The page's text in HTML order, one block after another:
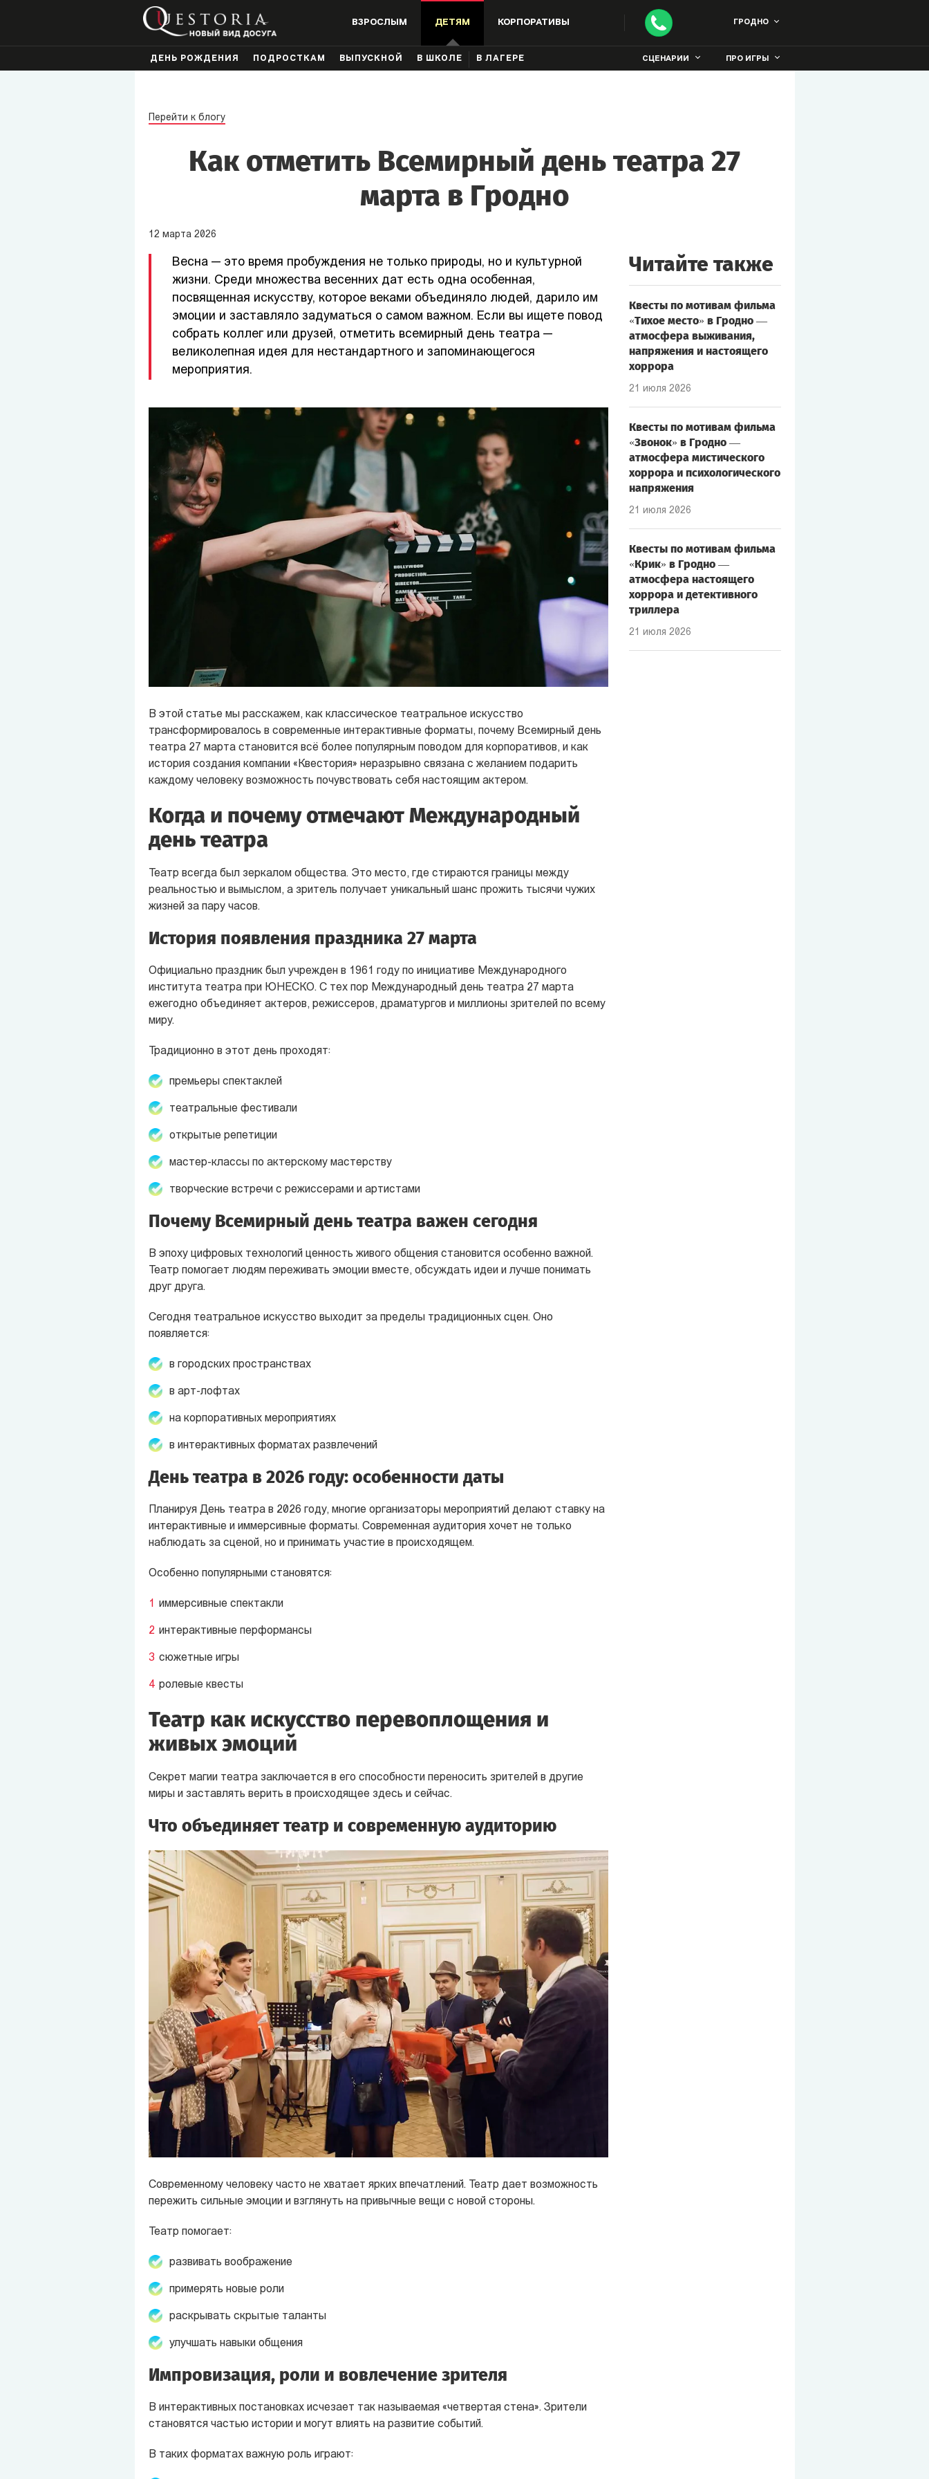
ВЗРОСЛЫМ ДЕТЯМ КОРПОРАТИВЫ ГРОДНО
ДЕНЬ РОЖДЕНИЯ ПОДРОСТКАМ ВЫПУСКНОЙ В ШКОЛЕ В ЛАГЕРЕ СЦЕНАРИИ ПРО ИГРЫ
Перейти к блогу
Как отметить Всемирный день театра 27
марта в Гродно
12 марта 2026
Весна — это время пробуждения не только природы, но и культурной
жизни. Среди множества весенних дат есть одна особенная,
посвященная искусству, которое веками объединяло людей, дарило им
эмоции и заставляло задуматься о самом важном. Если вы ищете повод
собрать коллег или друзей, отметить всемирный день театра —
великолепная идея для нестандартного и запоминающегося
мероприятия.
В этой статье мы расскажем, как классическое театральное искусство
трансформировалось в современные интерактивные форматы, почему Всемирный день
театра 27 марта становится всё более популярным поводом для корпоративов, и как
история создания компании «Квестория» неразрывно связана с желанием подарить
каждому человеку возможность почувствовать себя настоящим актером.
Когда и почему отмечают Международный
день театра
Театр всегда был зеркалом общества. Это место, где стираются границы между
реальностью и вымыслом, а зритель получает уникальный шанс прожить тысячи чужих
жизней за пару часов.
История появления праздника 27 марта
Официально праздник был учрежден в 1961 году по инициативе Международного
института театра при ЮНЕСКО. С тех пор Международный день театра 27 марта
ежегодно объединяет актеров, режиссеров, драматургов и миллионы зрителей по всему
миру.
Традиционно в этот день проходят:
премьеры спектаклей
театральные фестивали
открытые репетиции
мастер-классы по актерскому мастерству
творческие встречи с режиссерами и артистами
Почему Всемирный день театра важен сегодня
В эпоху цифровых технологий ценность живого общения становится особенно важной.
Театр помогает людям переживать эмоции вместе, обсуждать идеи и лучше понимать
друг друга.
Сегодня театральное искусство выходит за пределы традиционных сцен. Оно
появляется:
в городских пространствах
в арт-лофтах
на корпоративных мероприятиях
в интерактивных форматах развлечений
День театра в 2026 году: особенности даты
Планируя День театра в 2026 году, многие организаторы мероприятий делают ставку на
интерактивные и иммерсивные форматы. Современная аудитория хочет не только
наблюдать за сценой, но и принимать участие в происходящем.
Особенно популярными становятся:
иммерсивные спектакли
интерактивные перформансы
сюжетные игры
ролевые квесты
Театр как искусство перевоплощения и
живых эмоций
Секрет магии театра заключается в его способности переносить зрителей в другие
миры и заставлять верить в происходящее здесь и сейчас.
Что объединяет театр и современную аудиторию
Современному человеку часто не хватает ярких впечатлений. Театр дает возможность
пережить сильные эмоции и взглянуть на привычные вещи с новой стороны.
Театр помогает:
развивать воображение
примерять новые роли
раскрывать скрытые таланты
улучшать навыки общения
Импровизация, роли и вовлечение зрителя
В интерактивных постановках исчезает так называемая «четвертая стена». Зрители
становятся частью истории и могут влиять на развитие событий.
В таких форматах важную роль играют:
Читайте также
Квесты по мотивам фильма
«Тихое место» в Гродно —
атмосфера выживания,
напряжения и настоящего
хоррора
21 июля 2026
Квесты по мотивам фильма
«Звонок» в Гродно —
атмосфера мистического
хоррора и психологического
напряжения
21 июля 2026
Квесты по мотивам фильма
«Крик» в Гродно —
атмосфера настоящего
хоррора и детективного
триллера
21 июля 2026